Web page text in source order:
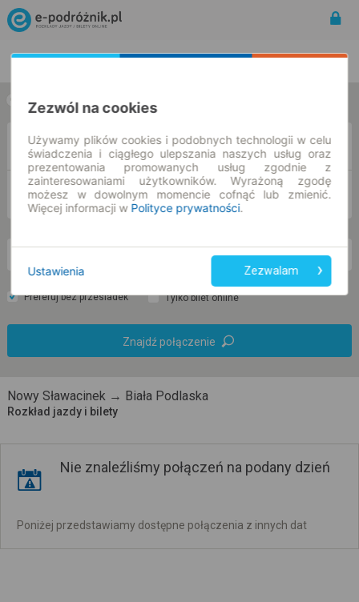
w jedną stronę w obie strony
Z
-- : --
Preferuj bez przesiadek Tylko bilet online
Znajdź połączenie
Nowy Sławacinek → Biała Podlaska
Rozkład jazdy i bilety
Nie znaleźliśmy połączeń na podany dzień
Poniżej przedstawiamy dostępne połączenia z innych dat
Zezwól na cookies
Używamy plików cookies i podobnych technologii w celu
świadczenia i ciągłego ulepszania naszych usług oraz
prezentowania promowanych usług zgodnie z
zainteresowaniami użytkowników. Wyrażoną zgodę
możesz w dowolnym momencie cofnąć lub zmienić.
Więcej informacji w Polityce prywatności.
Ustawienia Zezwalam